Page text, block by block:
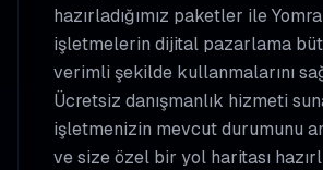
hazırladığımız paketler ileYomra
işletmelerin dijital pazarlama
verimli şekilde kullanmalarını
Ücretsiz danışmanlık hizmeti
işletmenizin mevcut durumunu
ve size özel bir yol haritası